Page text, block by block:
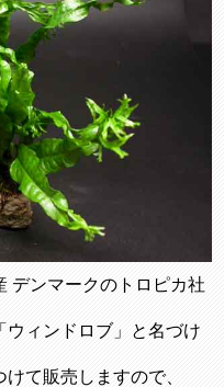
デンマークのトロピカ社
ウィンドロブ」と名づけ
て販売しますので、